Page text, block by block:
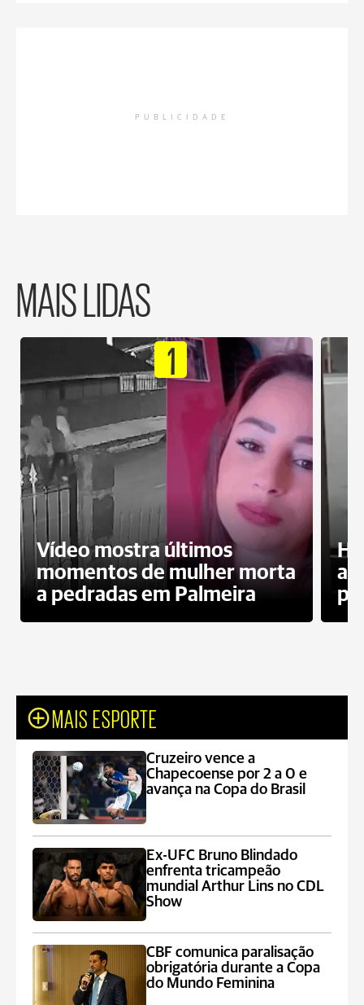
PUBLICIDADE
MAIS LIDAS
1
Vídeo mostra últimos
momentos de mulher morta
a pedradas em Palmeira
MAIS ESPORTE
Cruzeiro vence a
Chapecoense por 2 a 0 e
avança na Copa do Brasil
Ex-UFC Bruno Blindado
enfrenta tricampeão
mundial Arthur Lins no CDL
Show
CBF comunica paralisação
obrigatória durante a Copa
do Mundo Feminina